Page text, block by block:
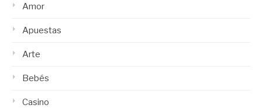
Amor
Apuestas
Arte
Bebés
Casino